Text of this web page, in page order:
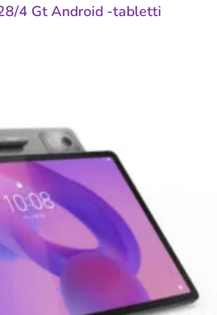
4 Gt Android -tabletti